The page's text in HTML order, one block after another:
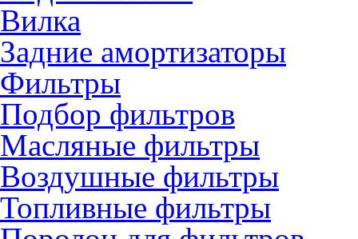
Вилка
Задние амортизаторы
Фильтры
Подбор фильтров
Масляные фильтры
Воздушные фильтры
Топливные фильтры